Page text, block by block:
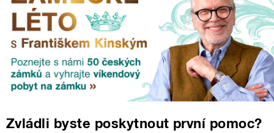
Zvládli byste poskytnout první pomoc?